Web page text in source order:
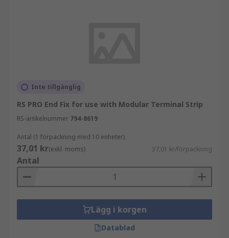
Inte tillgänglig
RS PRO End Fix for use with Modular Terminal Strip
RS-artikelnummer 794-8619
Antal (1 förpackning med 10 enheter)
37,01 kr(exkl. moms) 37,01 kr/förpackning
Antal
Lägg i korgen
Datablad